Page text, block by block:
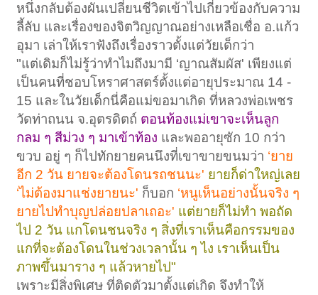
หนึ่งกลับต้องผันเปลี่ยนชีวิตเข้าไปเกี่ยวข้องกับความ
ลี้ลับ และเรื่องของจิตวิญญาณอย่างเหลือเชื่อ อ.แก้ว
อุมา เล่าให้เราฟังถึงเรื่องราวตั้งแต่วัยเด็กว่า ​
"แต่เดิมก็ไม่รู้ว่าทำไมถึงมามี ‘ญาณสัมผัส' เพียงแต่
เป็นคนที่ชอบโหราศาสตร์ตั้งแต่อายุประมาณ 14 -
15 และในวัยเด็กนี่คือแม่ขอมาเกิด ที่หลวงพ่อเพชร
วัดท่าถนน จ.อุตรดิตถ์ ตอนท้องแม่เขาจะเห็นลูก
กลม ๆ สีม่วง ๆ มาเข้าท้อง และพออายุซัก 10 กว่า
ขวบ อยู่ ๆ ก็ไปทักยายคนนึงที่เขาขายขนมว่า ‘ยาย
อีก 2 วัน ยายจะต้องโดนรถชนนะ' ยายก็ด่าใหญ่เลย
‘ไม่ต้องมาแช่งยายนะ' ก็บอก ‘หนูเห็นอย่างนั้นจริง ๆ
ยายไปทำบุญปล่อยปลาเถอะ' แต่ยายก็ไม่ทำ พอถัด
ไป 2 วัน แกโดนชนจริง ๆ สิ่งที่เราเห็นคือกรรมของ
แกที่จะต้องโดนในช่วงเวลานั้น ๆ ไง เราเห็นเป็น
ภาพขึ้นมาราง ๆ แล้วหายไป"
เพราะมีสิ่งพิเศษ ที่ติดตัวมาตั้งแต่เกิด จึงทำให้